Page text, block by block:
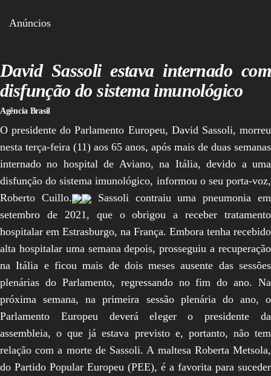
Norte, Centro-
Oeste, Sul, Sudeste,
Gastronomia,
Vinhos, Bebidas,
Emprego,
Empreendedorismo,
Negócios,
Oportunidades,
Anúncios
David Sassoli estava internado com
disfunção do sistema imunológico
Agência Brasil
O presidente do Parlamento Europeu, David Sassoli, morreu
nesta terça-feira (11) aos 65 anos, após mais de duas semanas
internado no hospital de Aviano, na Itália, devido a uma
disfunção do sistema imunológico, informou o seu porta-voz,
Roberto Cuillo.
Sassoli contraiu uma pneumonia em
setembro de 2021, que o obrigou a receber tratamento
hospitalar em Estrasburgo, na França. Embora tenha recebido
alta hospitalar uma semana depois, prosseguiu a recuperação
na Itália e ficou mais de dois meses ausente das sessões
plenárias do Parlamento, regressando no fim do ano. Na
próxima semana, na primeira sessão plenária do ano, o
Parlamento Europeu deverá eleger o presidente da
assembleia, o que já estava previsto e, portanto, não tem
relação com a morte de Sassoli. A maltesa Roberta Metsola,
do Partido Popular Europeu (PEE), é a favorita para suceder